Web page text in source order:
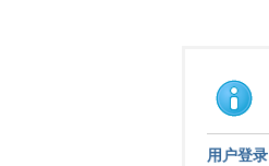
用户登录